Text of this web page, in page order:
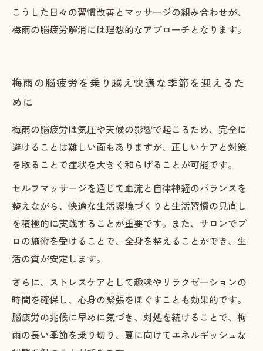
こうした日々の習慣改善とマッサージの組み合わせが、
梅雨の脳疲労解消には理想的なアプローチとなります。
梅雨の脳疲労を乗り越え快適な季節を迎えるた
めに
梅雨の脳疲労は気圧や天候の影響で起こるため、完全に
避けることは難しい面もありますが、正しいケアと対策
を取ることで症状を大きく和らげることが可能です。
セルフマッサージを通じて血流と自律神経のバランスを
整えながら、快適な生活環境づくりと生活習慣の見直し
を積極的に実践することが重要です。また、サロンでプ
ロの施術を受けることで、全身を整えることができ、生
活の質が安定します。
さらに、ストレスケアとして趣味やリラクゼーションの
時間を確保し、心身の緊張をほぐすことも効果的です。
脳疲労の兆候に早めに気づき、対処を続けることで、梅
雨の長い季節を乗り切り、夏に向けてエネルギッシュな